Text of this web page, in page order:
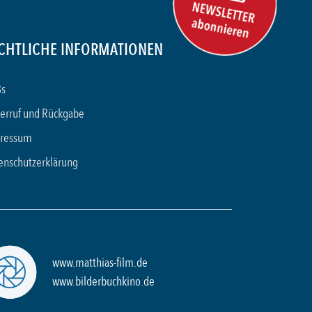
INFORMATIONEN
und Rückgabe
www.matthias-film.de
www.bilderbuchkino.de